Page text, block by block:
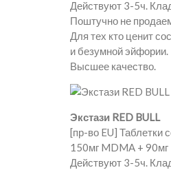
Действуют 3-5ч.
Поштучно не
Для тех кто ценит
и безумной эйфории.
Высшее качество.
Экстази RED BULL
[пр-во EU] Таблетки
150мг MDMA +
Действуют 3-5ч.